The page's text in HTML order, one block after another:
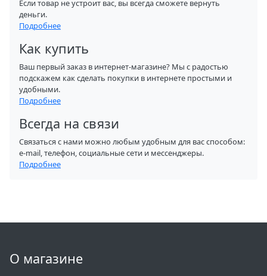
Если товар не устроит вас, вы всегда сможете вернуть
деньги.
Подробнее
Как купить
Ваш первый заказ в интернет-магазине? Мы с радостью
подскажем как сделать покупки в интернете простыми и
удобными.
Подробнее
Всегда на связи
Связаться с нами можно любым удобным для вас способом:
e-mail, телефон, социальные сети и мессенджеры.
Подробнее
О магазине